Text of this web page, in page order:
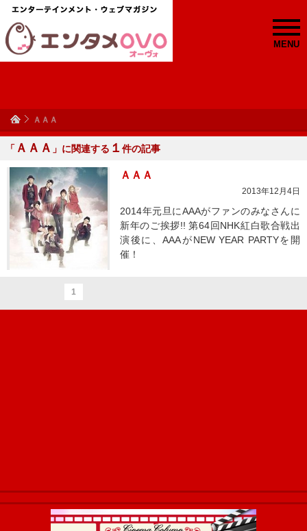
MENU
ＡＡＡ
「 ＡＡＡ 」に関連する １ 件の記事
ＡＡＡ
2013年12月4日
2014年元旦にAAAがファンのみなさんに
新年のご挨拶!! 第64回NHK紅白歌合戦出
演後に、AAAがNEW YEAR PARTYを開
催！
1